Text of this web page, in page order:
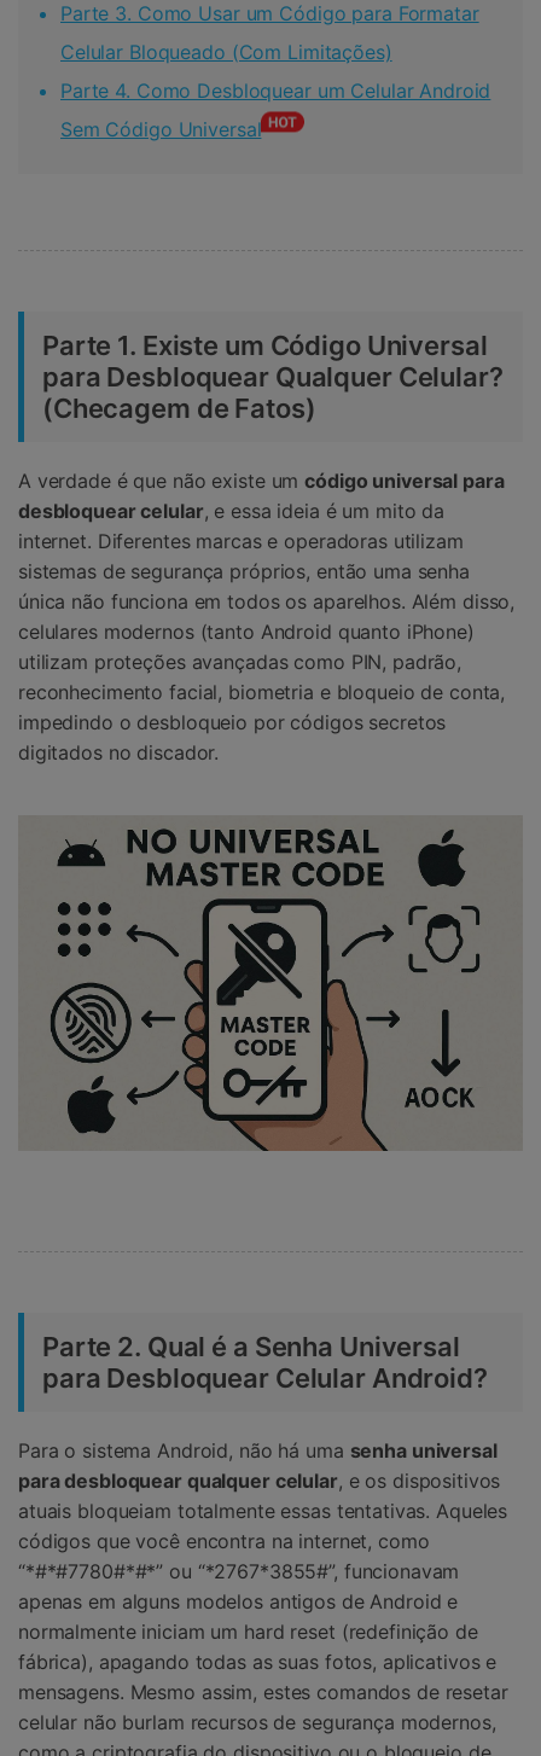
Parte 3. Como Usar um Código para Formatar
Celular Bloqueado (Com Limitações)
Parte 4. Como Desbloquear um Celular Android
Sem Código Universal
Parte 1. Existe um Código Universal
para Desbloquear Qualquer Celular?
(Checagem de Fatos)
A verdade é que não existe umcódigo universal para
desbloquear celular, e essa ideia é um mito da
internet. Diferentes marcas e operadoras utilizam
sistemas de segurança próprios, então uma senha
única não funciona em todos os aparelhos. Além disso,
celulares modernos (tanto Android quanto iPhone)
utilizam proteções avançadas como PIN, padrão,
reconhecimento facial, biometria e bloqueio de conta,
impedindo o desbloqueio por códigos secretos
digitados no discador.
Parte 2. Qual é a Senha Universal
para Desbloquear Celular Android?
Para o sistema Android, não há uma senha universal
para desbloquear qualquer celular, e os dispositivos
atuais bloqueiam totalmente essas tentativas. Aqueles
códigos que você encontra na internet, como
“*#*#7780#*#*” ou “*2767*3855#”, funcionavam
apenas em alguns modelos antigos de Android e
normalmente iniciam um hard reset (redefinição de
fábrica), apagando todas as suas fotos, aplicativos e
mensagens. Mesmo assim, estes comandos de resetar
celular não burlam recursos de segurança modernos,